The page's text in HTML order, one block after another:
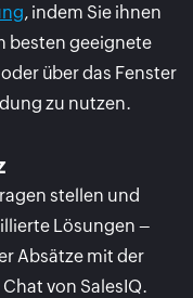
, indem Sie ihnen
besten geeignete
über das Fenster
zu nutzen.
stellen und
Lösungen –
Absätze mit der
von SalesIQ.